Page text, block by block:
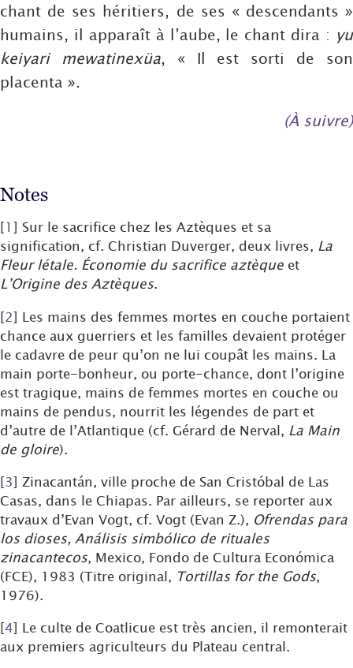
chant de ses héritiers, de ses « descendants »
humains, il apparaît à l’aube, le chant dira : yu
keiyari mewatinexüa, « Il est sorti de son
placenta ».
(À suivre)
Notes
[1 ] Sur le sacrifice chez les Aztèques et sa
signification, cf. Christian Duverger, deux livres, La
Fleur létale. Économie du sacrifice aztèque et
L’Origine des Aztèques.
[2] Les mains des femmes mortes en couche portaient
chance aux guerriers et les familles devaient protéger
le cadavre de peur qu’on ne lui coupât les mains. La
main porte-bonheur, ou porte-chance, dont l’origine
est tragique, mains de femmes mortes en couche ou
mains de pendus, nourrit les légendes de part et
d’autre de l’Atlantique (cf. Gérard de Nerval, La Main
de gloire).
[3] Zinacantán, ville proche de San Cristóbal de Las
Casas, dans le Chiapas. Par ailleurs, se reporter aux
travaux d’Evan Vogt, cf. Vogt (Evan Z.), Ofrendas para
los dioses, Análisis simbólico de rituales
zinacantecos, Mexico, Fondo de Cultura Económica
(FCE), 1983 (Titre original, Tortillas for the Gods,
1976).
[4] Le culte de Coatlicue est très ancien, il remonterait
aux premiers agriculteurs du Plateau central.